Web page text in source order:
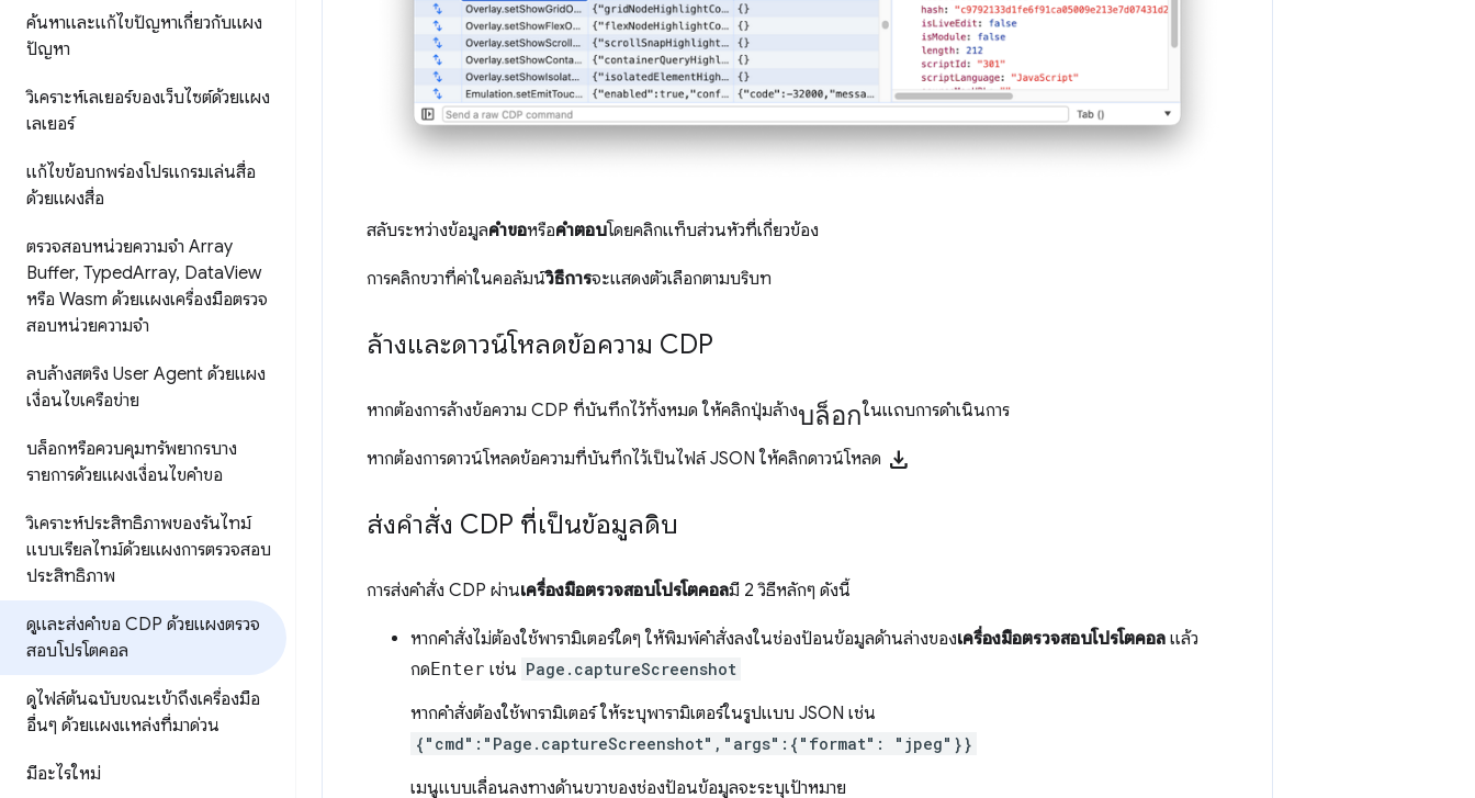
ค้นหาและแก้ไขปัญหาเกี่ยวกับแผง
ปัญหา
วิเคราะห์เลเยอร์ของเว็บไซต์ด้วยแผง
เลเยอร์
แก้ไขข้อบกพร่องโปรแกรมเล่นสื่อ
ด้วยแผงสื่อ
ตรวจสอบหน่วยความจำ Array
Buffer, TypedArray, DataView
หรือ Wasm ด้วยแผงเครื่องมือตรวจ
สอบหน่วยความจำ
ลบล้างสตริง User Agent ด้วยแผง
เงื่อนไขเครือข่าย
บล็อกหรือควบคุมทรัพยากรบาง
รายการด้วยแผงเงื่อนไขคำขอ
วิเคราะห์ประสิทธิภาพของรันไทม์
แบบเรียลไทม์ด้วยแผงการตรวจสอบ
ประสิทธิภาพ
ดูและส่งคำขอ CDP ด้วยแผงตรวจ
สอบโปรโตคอล
ดูไฟล์ต้นฉบับขณะเข้าถึงเครื่องมือ
อื่นๆ ด้วยแผงแหล่งที่มาด่วน
มีอะไรใหม่
สลับระหว่างข้อมูลคําขอหรือคําตอบโดยคลิกแท็บส่วนหัวที่เกี่ยวข้อง
การคลิกขวาที่ค่าในคอลัมน์วิธีการจะแสดงตัวเลือกตามบริบท
ล้างและดาวน์โหลดข้อความ CDP
หากต้องการล้างข้อความ CDP ที่บันทึกไว้ทั้งหมด ให้คลิกปุ่มล้างบล็อกในแถบการดำเนินการ
หากต้องการดาวน์โหลดข้อความที่บันทึกไว้เป็นไฟล์ JSON ให้คลิกดาวน์โหลด download
ส่งคำสั่ง CDP ที่เป็นข้อมูลดิบ
การส่งคําสั่ง CDP ผ่านเครื่องมือตรวจสอบโปรโตคอลมี 2 วิธีหลักๆ ดังนี้
หากคำสั่งไม่ต้องใช้พารามิเตอร์ใดๆ ให้พิมพ์คำสั่งลงในช่องป้อนข้อมูลด้านล่างของเครื่องมือตรวจสอบโปรโตคอล แล้ว
กด Enter เช่น Page.captureScreenshot
หากคำสั่งต้องใช้พารามิเตอร์ ให้ระบุพารามิเตอร์ในรูปแบบ JSON เช่น
{"cmd":"Page.captureScreenshot","args":{"format": "jpeg"}}
เมนูแบบเลื่อนลงทางด้านขวาของช่องป้อนข้อมูลจะระบุเป้าหมาย